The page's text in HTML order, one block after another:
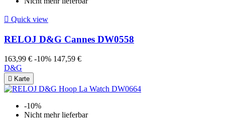
 Quick view
RELOJ D&G Cannes DW0558
163,99 € -10% 147,59 €
D&G
 Karte
-10%
Nicht mehr lieferbar